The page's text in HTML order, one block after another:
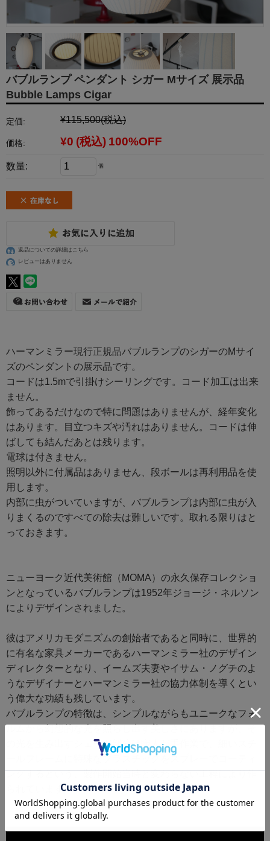
バブルランプ ペンダント シガー Mサイズ 展示品
Bubble Lamps Cigar
定価: ¥115,500(税込)
価格: ¥0 (税込) 100%OFF
数量: 個
返品についての詳細はこちら
レビューはありません
ハーマンミラー現行正規品バブルランプのシガーのMサイ
ズのペンダントの展示品です。
コードは1.5mで引掛けシーリングです。コード加工は出来
ません。
飾ってあるだけなので特に問題はありませんが、経年変化
はあります。目立つキズや汚れはありません。コードは伸
ばしても結んだあとは残ります。
電球は付きません。
照明以外に付属品はありません、段ボールは再利用品を使
用します。
内部に虫がついていますが、バブルランプは内部に虫が入
りまくるのですべての除去は難しいです。取れる限りはと
っておきます。
ニューヨーク近代美術館（MOMA）の永久保存コレクショ
ンとなっているバブルランプは1952年ジョージ・ネルソン
によりデザインされました。
彼はアメリカモダニズムの創始者であると同時に、世界的
に有名な家具メーカーであるハーマンミラー社のデザイン
ディレクターとなり、イームズ夫妻やイサム・ノグチのよ
うなデザイナーとハーマンミラー社の協力体制を導くとい
う偉大な功績も残しています。
バブルランプの特徴は、シンプルながらもユニークなフォ
ルムから幻想的な光を照らし出す美しさにありますが、そ
の光を生み出すシェード部分は職人が手作業で、細いスチ
ールフレームに特殊なプラスチックをスプレーでコーティ
ングするという、製作開始当時と変わらない工程により作
られています。